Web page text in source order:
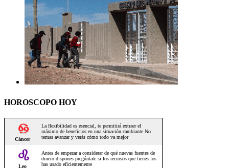
HOROSCOPO HOY